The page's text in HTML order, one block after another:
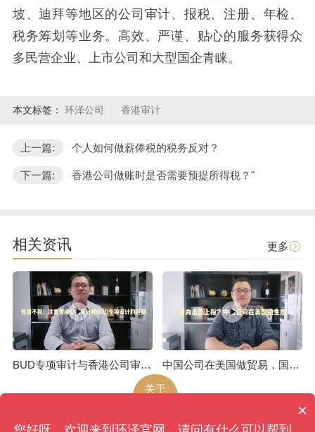
坡、迪拜等地区的公司审计、报税、注册、年检、
税务筹划等业务。高效、严谨、贴心的服务获得众
多民营企业、上市公司和大型国企青睐。
本文标签： 环泽公司 香港审计
上一篇: 个人如何做薪俸税的税务反对？
下一篇: 香港公司做账时是否需要预提所得税？"
相关资讯 更多
BUD专项审计与香港公司审计是不一样的
中国公司在美国做贸易，国内是否上税呢
关于
×